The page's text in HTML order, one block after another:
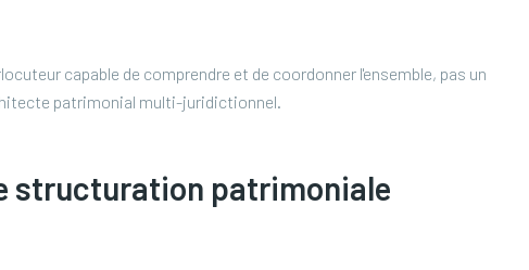
capable de comprendre et de coordonner l'ensemble, pas un
patrimonial multi-juridictionnel.
structuration patrimoniale